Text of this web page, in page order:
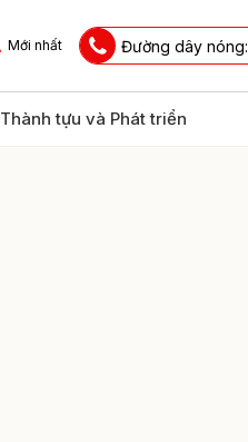
Mới nhất Đường dây nóng:
Thành tựu và Phát triển